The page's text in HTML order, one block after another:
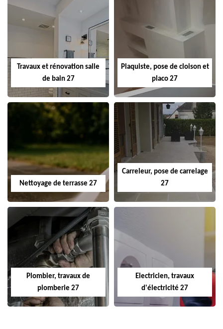
Travaux et rénovation salle
de bain 27
Plaquiste, pose de cloison et
placo 27
Nettoyage de terrasse 27
Carreleur, pose de carrelage
27
Plombier, travaux de
plomberie 27
Electricien, travaux
d'électricité 27